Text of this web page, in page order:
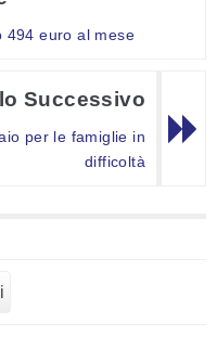
494 euro al mese
Successivo
per le famiglie in
difficoltà